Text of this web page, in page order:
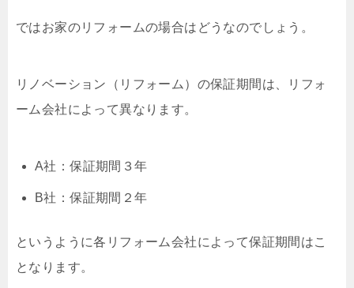
ではお家のリフォームの場合はどうなのでしょう。
リノベーション（リフォーム）の保証期間は、リフォ
ーム会社によって異なります。
A社：保証期間３年
B社：保証期間２年
というように各リフォーム会社によって保証期間はこ
となります。